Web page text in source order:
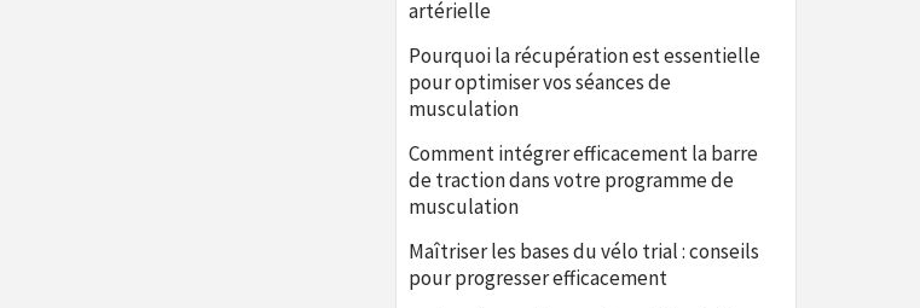
artérielle
Pourquoi la récupération est essentielle
pour optimiser vos séances de
musculation
Comment intégrer efficacement la barre
de traction dans votre programme de
musculation
Maîtriser les bases du vélo trial : conseils
pour progresser efficacement